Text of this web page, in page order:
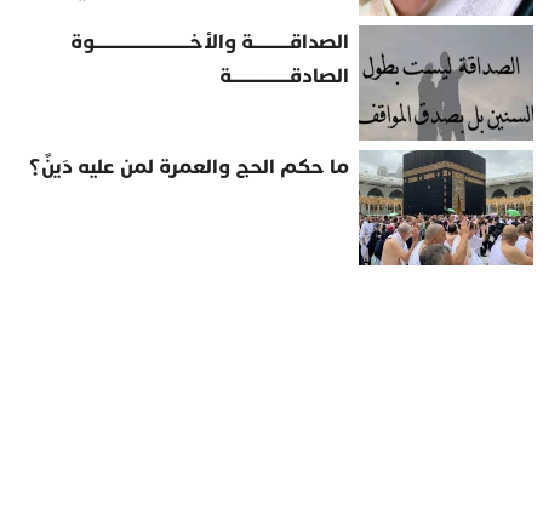
الصداقــــــــــة والأخــــــــــــــــــــــــــوة
الصادقــــــــــــــــة
ما حكم الحج والعمرة لمن عليه دَينٌ؟